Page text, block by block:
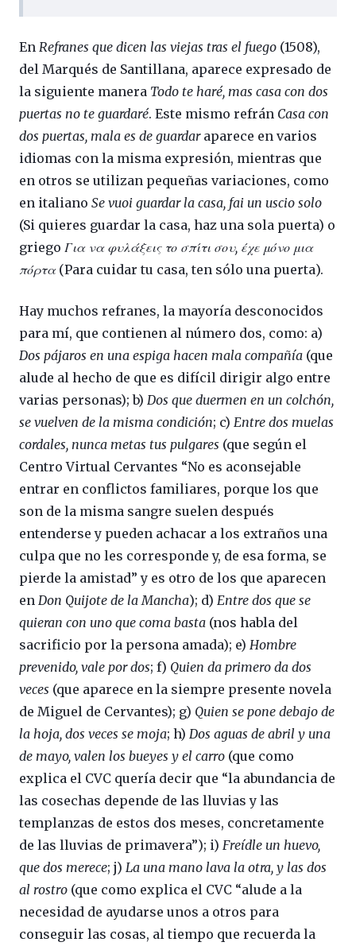
En Refranes que dicen las viejas tras el fuego (1508),
del Marqués de Santillana, aparece expresado de
la siguiente manera Todo te haré, mas casa con dos
puertas no te guardaré. Este mismo refrán Casa con
dos puertas, mala es de guardaraparece en varios
idiomas con la misma expresión, mientras que
en otros se utilizan pequeñas variaciones, como
en italiano Se vuoi guardar la casa, fai un uscio solo
(Si quieres guardar la casa, haz una sola puerta) o
griego Για να φυλάξεις το σπίτι σου, έχε μόνο μια
πόρτα(Para cuidar tu casa, ten sólo una puerta).
Hay muchos refranes, la mayoría desconocidos
para mí, que contienen al número dos, como: a)
Dos pájaros en una espiga hacen mala compañía (que
alude al hecho de que es difícil dirigir algo entre
varias personas); b) Dos que duermen en un colchón,
se vuelven de la misma condición; c) Entre dos muelas
cordales, nunca metas tus pulgares (que según el
Centro Virtual Cervantes “No es aconsejable
entrar en conflictos familiares, porque los que
son de la misma sangre suelen después
entenderse y pueden achacar a los extraños una
culpa que no les corresponde y, de esa forma, se
pierde la amistad” y es otro de los que aparecen
en Don Quijote de la Mancha); d) Entre dos que se
quieran con uno que coma basta (nos habla del
sacrificio por la persona amada); e) Hombre
prevenido, vale por dos; f) Quien da primero da dos
veces (que aparece en la siempre presente novela
de Miguel de Cervantes); g) Quien se pone debajo de
la hoja, dos veces se moja; h) Dos aguas de abril y una
de mayo, valen los bueyes y el carro (que como
explica el CVC quería decir que “la abundancia de
las cosechas depende de las lluvias y las
templanzas de estos dos meses, concretamente
de las lluvias de primavera”); i) Freídle un huevo,
que dos merece; j) La una mano lava la otra, y las dos
al rostro (que como explica el CVC “alude a la
necesidad de ayudarse unos a otros para
conseguir las cosas, al tiempo que recuerda la